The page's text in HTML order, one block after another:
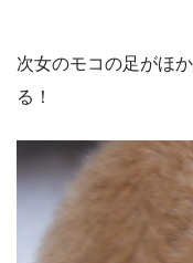
次女のモコの足がほ
る！